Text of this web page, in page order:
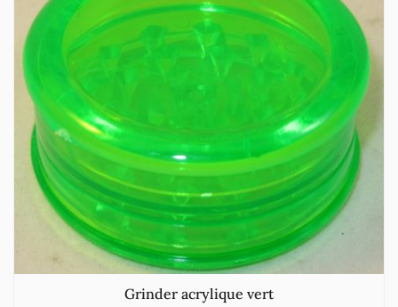
Grinder acrylique vert